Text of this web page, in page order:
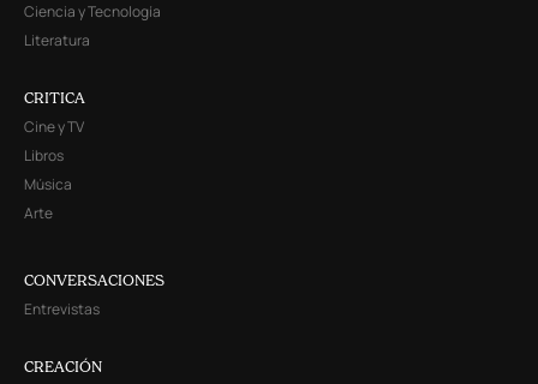
Ciencia y Tecnología
Literatura
CRITICA
Cine y TV
Libros
Música
Arte
CONVERSACIONES
Entrevistas
CREACIÓN